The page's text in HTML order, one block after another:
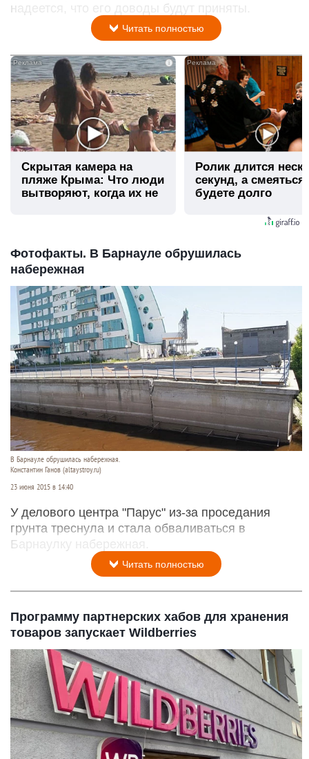
надеется, что его доводы будут приняты.
Читать полностью
i
Скрытая камера на
пляже Крыма: Что люди
вытворяют, когда их не
Ролик длится
секунд, а
будете долго
Фотофакты. В Барнауле обрушилась
набережная
В Барнауле обрушилась набережная.
Константин Ганов (altaystroy.ru)
23 июня 2015 в 14:40
У делового центра "Парус" из-за проседания
грунта треснула и стала обваливаться в
Барнаулку набережная.
Читать полностью
Программу партнерских хабов для хранения
товаров запускает Wildberries